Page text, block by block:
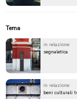
Tema
in relazione
segnaletica
in relazione
beni culturali